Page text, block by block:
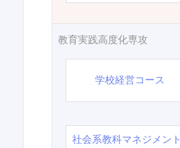
教育実践高度化専攻
学校経営コース
社会系教科マネジメント